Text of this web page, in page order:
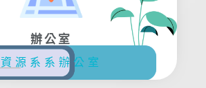
辦公室
資源系系辦公室